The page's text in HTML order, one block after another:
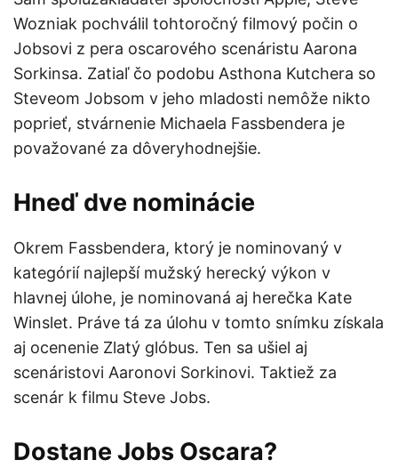
Wozniak pochválil tohtoročný filmový počin o
Jobsovi z pera oscarového scenáristu Aarona
Sorkinsa. Zatiaľ čo podobu Asthona Kutchera so
Steveom Jobsom v jeho mladosti nemôže nikto
poprieť, stvárnenie Michaela Fassbendera je
považované za dôveryhodnejšie.
Hneď dve nominácie
Okrem Fassbendera, ktorý je nominovaný v
kategórií najlepší mužský herecký výkon v
hlavnej úlohe, je nominovaná aj herečka Kate
Winslet. Práve tá za úlohu v tomto snímku získala
aj ocenenie Zlatý glóbus. Ten sa ušiel aj
scenáristovi Aaronovi Sorkinovi. Taktiež za
scenár k filmu Steve Jobs.
Dostane Jobs Oscara?